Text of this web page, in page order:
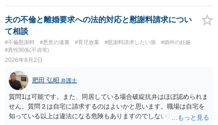
夫の不倫と離婚要求への法的対応と慰謝料請求につい
て相談
#不倫慰謝料 #悪意の遺棄 #育児放棄 #慰謝料請求したい側
#婚外の妊娠
#異性関係(不貞等)
2026年8月2日
肥田 弘昭 弁護士
質問1は可能です。また、同居している場合破綻抗弁はほぼ認められま
せん。質問２は自宅に請求するのはよいかと思います。職場は自宅を
知っている以上は違法になる危険もありますのでしない方が良いで